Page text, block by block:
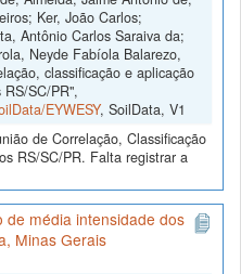
Ker, João Carlos;
Antônio Carlos Saraiva da;
Neyde Fabíola Balarezo,
classificação e aplicação
SC/PR",
EYWESY, SoilData, V1
de Correlação, Classificação
RS/SC/PR. Falta registrar a
de média intensidade dos
Minas Gerais